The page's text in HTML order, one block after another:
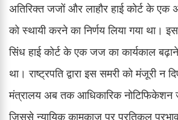
अतिरिक्त जजों और लाहौर हाई कोर्ट के एक
को स्थायी करने का निर्णय लिया गया था।
सिंध हाई कोर्ट के एक जज का कार्यकाल
था। राष्ट्रपति द्वारा इस समरी को मंजूरी न
मंत्रालय अब तक आधिकारिक नोटिफिकेशन
जिससे न्यायिक कामकाज पर प्रतिकूल